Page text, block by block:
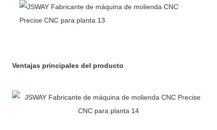
Ventajas principales del producto